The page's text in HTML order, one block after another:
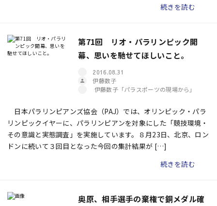
続きを読む
第71回 リオ・パラリンピック開
幕、思いを馳せてほしいこと。
2016.08.31
伊藤数子
伊藤数子「パラスポーツの現場から」
日本パラリンピアンズ協会（PAJ）では、オリンピック・パラ
リンピックイヤーに、パラリンピアンを対象にした「競技環境・
その意識と実態調査」を実施しています。８月23日、北京、ロン
ドンに続いて３回目となった今回の集計結果が […]
続きを読む
奥原、相手選手の棄権で銅メダル確